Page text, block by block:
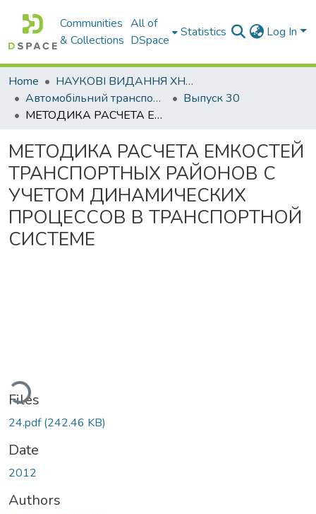
Communities
& Collections
All of
DSpace
Statistics Log In
Home
НАУКОВІ ВИДАННЯ ХНАДУ
Автомобільний транспорт / Автомобильный транспорт
Выпуск 30
МЕТОДИКА РАСЧЕТА ЕМКОСТЕЙ ТРАНСПОРТНЫХ РАЙОНОВ С УЧЕТОМ ДИНАМИЧЕСКИХ ПРОЦЕССОВ В ТРАНСПОРТНОЙ СИСТЕМЕ
МЕТОДИКА РАСЧЕТА ЕМКОСТЕЙ
ТРАНСПОРТНЫХ РАЙОНОВ С
УЧЕТОМ ДИНАМИЧЕСКИХ
ПРОЦЕССОВ В ТРАНСПОРТНОЙ
СИСТЕМЕ
Files
24.pdf(242.46 KB)
Date
2012
Authors